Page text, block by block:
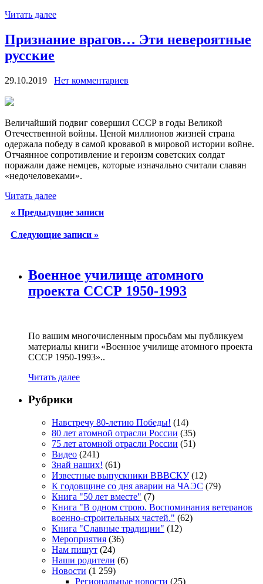
Читать далее
Признание врагов… Эти невероятные
русские
29.10.2019 Нет комментариев
Величайший подвиг совершил СССР в годы Великой
Отечественной войны. Ценой миллионов жизней страна
одержала победу в самой кровавой в мировой истории войне.
Отчаянное сопротивление и героизм советских солдат
поражали даже немцев, которые изначально считали славян
«недочеловеками».
Читать далее
« Предыдущие записи
Cледующие записи »
Военное училище атомного
проекта СССР 1950-1993
По вашим многочисленным просьбам мы публикуем
материалы книги «Военное училище атомного проекта
СССР 1950-1993»..
Читать далее
Рубрики
Навстречу 80-летию Победы! (14)
80 лет атомной отрасли России (35)
75 лет атомной отрасли России (51)
Видео (241)
Знай наших! (61)
Известные выпускники ВВВСКУ(12)
К годовщине со дня аварии на ЧАЭС (79)
Книга "50 лет вместе" (7)
Книга "В одном строю. Воспоминания ветеранов
военно-строительных частей." (62)
Книга "Славные традиции" (12)
Мероприятия (36)
Нам пишут (24)
Наши родители (6)
Новости (1 259)
Региональные новости (25)